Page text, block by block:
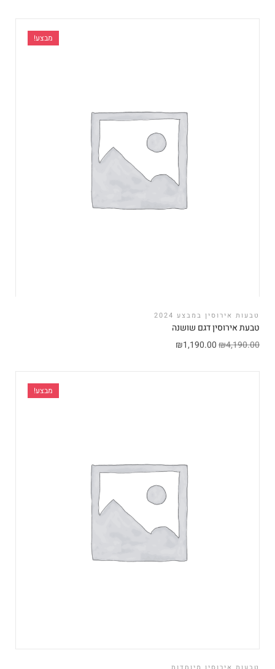
מבצע!
טבעות אירוסין במבצע 2024
טבעת אירוסין דגם שושנה
₪4,190.00
₪1,190.00
מבצע!